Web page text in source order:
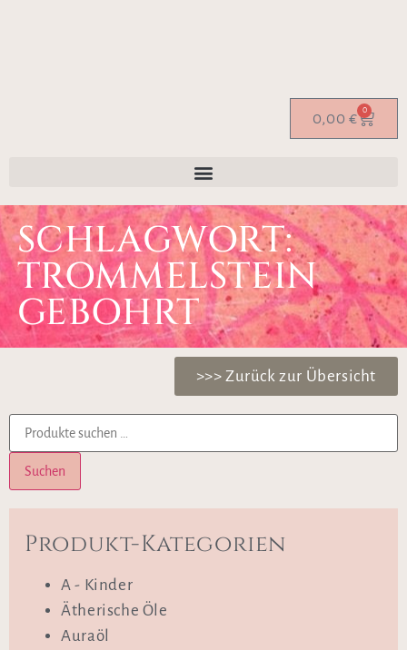
0,00 € 0
SCHLAGWORT:
TROMMELSTEIN
GEBOHRT
>>> Zurück zur Übersicht
Suchen
Produkt-Kategorien
A - Kinder
Ätherische Öle
Auraöl